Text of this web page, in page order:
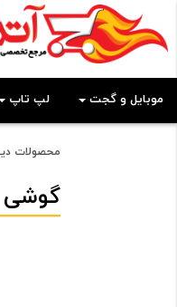
موبایل و گجت لپ تاپ
محصولات
گوشی